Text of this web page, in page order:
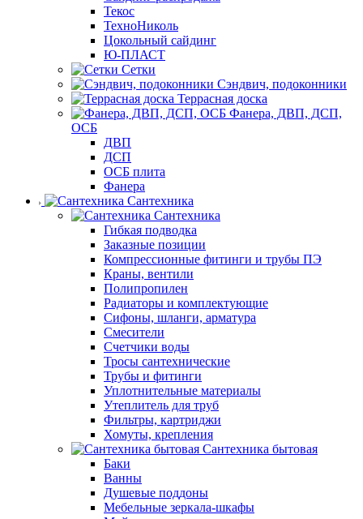
Текос
ТехноНиколь
Цокольный сайдинг
Ю-ПЛАСТ
Сетки
Сэндвич, подоконники
Террасная доска
Фанера, ДВП, ДСП,
ОСБ
ДВП
ДСП
ОСБ плита
Фанера
Сантехника
Сантехника
Гибкая подводка
Заказные позиции
Компрессионные фитинги и трубы ПЭ
Краны, вентили
Полипропилен
Радиаторы и комплектующие
Сифоны, шланги, арматура
Смесители
Счетчики воды
Тросы сантехнические
Трубы и фитинги
Уплотнительные материалы
Утеплитель для труб
Фильтры, картриджи
Хомуты, крепления
Сантехника бытовая
Баки
Ванны
Душевые поддоны
Мебельные зеркала-шкафы